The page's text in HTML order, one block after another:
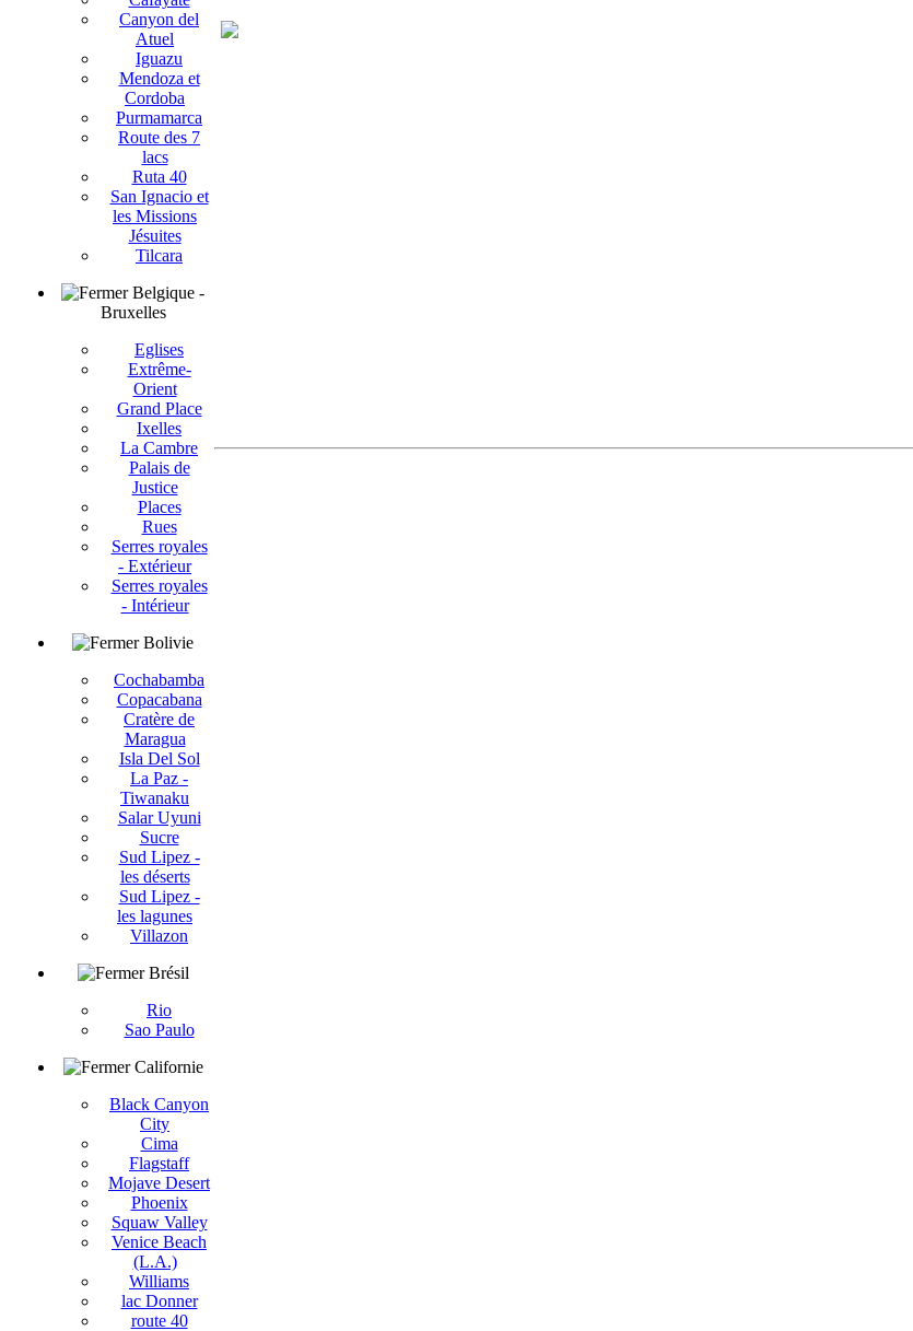
Canyon del
Atuel
Iguazu
Mendoza et
Cordoba
Purmamarca
Route des 7
lacs
Ruta 40
San Ignacio et
les Missions
Jésuites
Tilcara
Belgique -
Bruxelles
Eglises
Extrême-
Orient
Grand Place
Ixelles
La Cambre
Palais de
Justice
Places
Rues
Serres royales
- Extérieur
Serres royales
- Intérieur
Bolivie
Cochabamba
Copacabana
Cratère de
Maragua
Isla Del Sol
La Paz -
Tiwanaku
Salar Uyuni
Sucre
Sud Lipez -
les déserts
Sud Lipez -
les lagunes
Villazon
Brésil
Rio
Sao Paulo
Californie
Black Canyon
City
Cima
Flagstaff
Mojave Desert
Phoenix
Squaw Valley
Venice Beach
(L.A.)
Williams
lac Donner
route 40